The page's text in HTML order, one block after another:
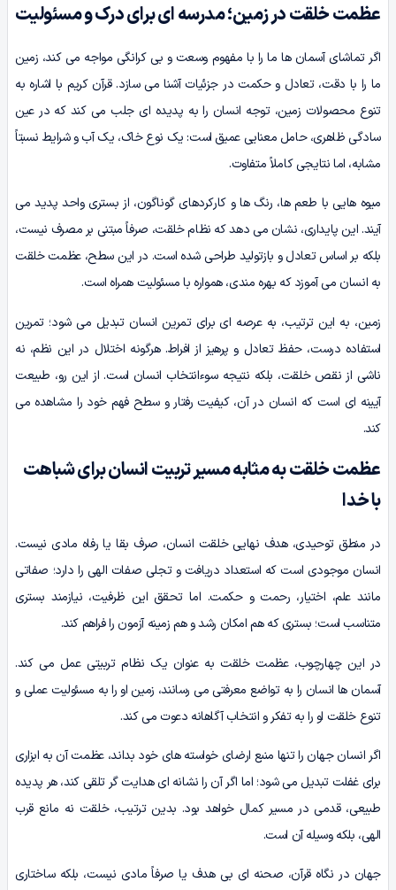
عظمت خلقت در زمین؛ مدرسه ای برای درک و مسئولیت
اگر تماشای آسمان ها ما را با مفهوم وسعت و بی کرانگی مواجه می کند، زمین
ما را با دقت، تعادل و حکمت در جزئیات آشنا می سازد. قرآن کریم با اشاره به
تنوع محصولات زمین، توجه انسان را به پدیده ای جلب می کند که در عین
سادگی ظاهری، حامل معنایی عمیق است: یک نوع خاک، یک آب و شرایط نسبتاً
مشابه، اما نتایجی کاملاً متفاوت.
میوه هایی با طعم ها، رنگ ها و کارکردهای گوناگون، از بستری واحد پدید می
آیند. این پایداری، نشان می دهد که نظام خلقت، صرفاً مبتنی بر مصرف نیست،
بلکه بر اساس تعادل و بازتولید طراحی شده است. در این سطح، عظمت خلقت
به انسان می آموزد که بهره مندی، همواره با مسئولیت همراه است.
زمین، به این ترتیب، به عرصه ای برای تمرین انسان تبدیل می شود؛ تمرین
استفاده درست، حفظ تعادل و پرهیز از افراط. هرگونه اختلال در این نظم، نه
ناشی از نقص خلقت، بلکه نتیجه سوءانتخاب انسان است. از این رو، طبیعت
آیینه ای است که انسان در آن، کیفیت رفتار و سطح فهم خود را مشاهده می
کند.
عظمت خلقت به مثابه مسیر تربیت انسان برای شباهت
با خدا
در منطق توحیدی، هدف نهایی خلقت انسان، صرف بقا یا رفاه مادی نیست.
انسان موجودی است که استعداد دریافت و تجلی صفات الهی را دارد؛ صفاتی
مانند علم، اختیار، رحمت و حکمت. اما تحقق این ظرفیت، نیازمند بستری
متناسب است؛ بستری که هم امکان رشد و هم زمینه آزمون را فراهم کند.
در این چهارچوب، عظمت خلقت به عنوان یک نظام تربیتی عمل می کند.
آسمان ها انسان را به تواضع معرفتی می رسانند، زمین او را به مسئولیت عملی و
تنوع خلقت او را به تفکر و انتخاب آگاهانه دعوت می کند.
اگر انسان جهان را تنها منبع ارضای خواسته های خود بداند، عظمت آن به ابزاری
برای غفلت تبدیل می شود؛ اما اگر آن را نشانه ای هدایت گر تلقی کند، هر پدیده
طبیعی، قدمی در مسیر کمال خواهد بود. بدین ترتیب، خلقت نه مانع قرب
الهی، بلکه وسیله آن است.
جهان در نگاه قرآن، صحنه ای بی هدف یا صرفاً مادی نیست، بلکه ساختاری